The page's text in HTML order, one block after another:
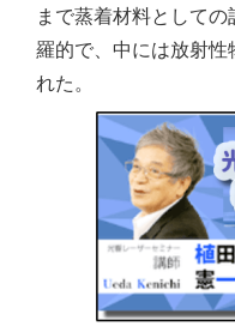
まで蒸着材料として
羅的で、中には放射性
れた。